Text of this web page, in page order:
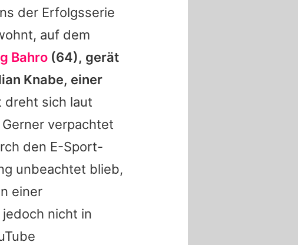
der Erfolgsserie
auf dem
Bahro (64), gerät
Knabe, einer
dreht sich laut
verpachtet
den E-Sport-
unbeachtet blieb,
einer
nicht in